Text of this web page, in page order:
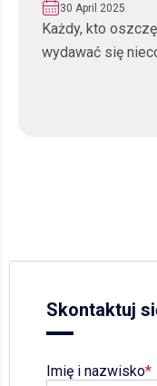
30 April 2025
Każdy, kto
wydawać się
Skontaktuj
Imię i nazwisko